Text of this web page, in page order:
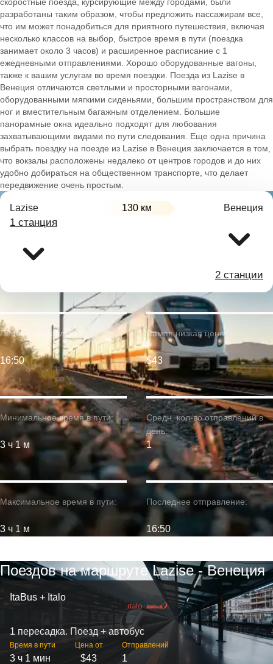
разработаны таким образом, чтобы предложить пассажирам все,
что им может понадобиться для приятного путешествия, включая
несколько классов на выбор, быстрое время в пути (поездка
занимает около 3 часов) и расширенное расписание с 1
ежедневными отправлениями. Хорошо оборудованные вагоны,
также к вашим услугам во время поездки. Поезда из Lazise в
Венеция отличаются светлыми и просторными вагонами,
оборудованными мягкими сиденьями, большим пространством для
ног и вместительным багажным отделением. Большие
панорамные окна идеально подходят для любования
захватывающими видами по пути следования. Еще одна причина
выбрать поездку на поезде из Lazise в Венеция заключается в том,
что вокзалы расположены недалеко от центров городов и до них
удобно добираться на общественном транспорте, что делает
передвижение очень простым.
Lazise 130 км Венеция
1 станция
2 станции
Минимальное время в пути:
3 ч 1 м
Первое отправление:
16:50
Максимальное время в пути:
3 ч 1 м
Самая низкая цена:
$43
Средн. кол-во отправлений в
день:
1
Последнее отправление:
16:50
Поездов на маршруте Lazise - Венеция
ItaBus + Italo
1 пересадка. Поезд + автобус
Время в пути
3 ч 1 мин
Цена от
$43
Отправлений
1